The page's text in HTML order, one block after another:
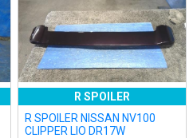
R SPOILER
R SPOILER NISSAN NV100
CLIPPER LIO DR17W